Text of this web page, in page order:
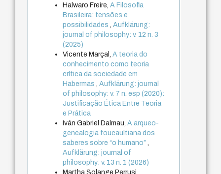
Halwaro Freire,A Filosofia
Brasileira: tensões e
possibilidades,Aufklärung:
journal of philosophy: v. 12 n. 3
(2025)
Vicente Marçal,A teoria do
conhecimento como teoria
crítica da sociedade em
Habermas,Aufklärung: journal
of philosophy: v. 7 n. esp (2020):
Justificação Ética Entre Teoria
e Prática
Iván Gabriel Dalmau,A arqueo-
genealogia foucaultiana dos
saberes sobre “o humano”,
Aufklärung: journal of
philosophy: v. 13 n. 1 (2026)
Martha Solange Perrusi,